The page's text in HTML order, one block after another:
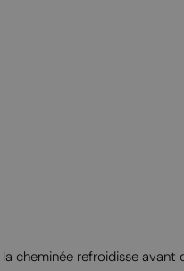
cheminée refroidisse